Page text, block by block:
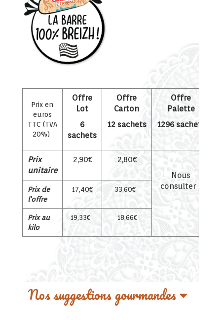
Prix en
euros
TTC (TVA
20%)
Offre
Lot
6
sachets
Offre
Carton
12 sachets
Offre
Palette
1296 sachets
Prix
unitaire
2,90€
2,80€
Nous
consulter
Prix de
l'offre
17,40€ 33,60€
Prix au
kilo
19,33€ 18,66€
Nos suggestions gourmandes